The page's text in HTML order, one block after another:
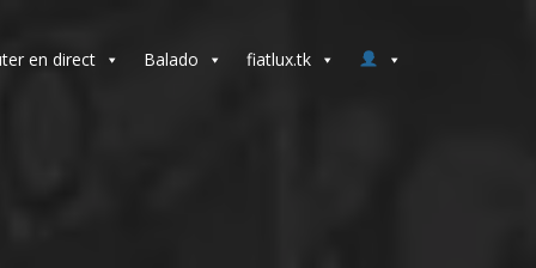
en direct Balado fiatlux.tk